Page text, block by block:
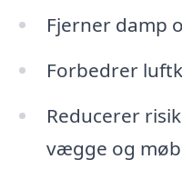
Fjerner damp
Forbedrer
Reducerer
vægge og